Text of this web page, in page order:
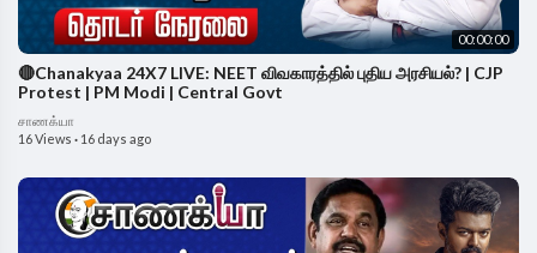
00:00:00
🔴Chanakyaa 24X7 LIVE: NEET விவகாரத்தில் புதிய அரசியல்? | CJP
Protest | PM Modi | Central Govt
சாணக்யா
16 Views · 16 days ago